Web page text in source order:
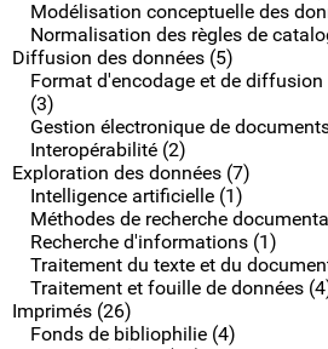
Modélisation conceptuelle des
Normalisation des règles de
Diffusion des données (5)
Format d'encodage et de diffusion
(3)
Gestion électronique de
Interopérabilité (2)
Exploration des données (7)
Intelligence artificielle (1)
Méthodes de recherche
Recherche d'informations (1)
Traitement du texte et du
Traitement et fouille de données
Imprimés (26)
Fonds de bibliophilie (4)